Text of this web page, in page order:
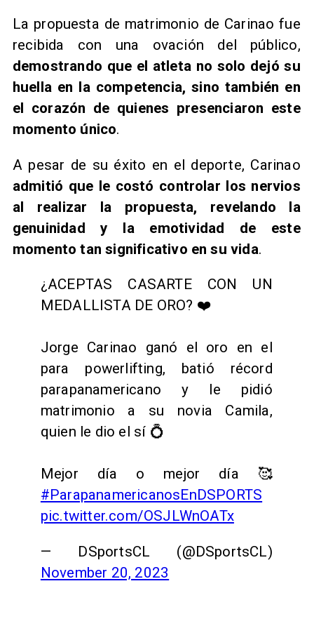
La propuesta de matrimonio de Carinao fue
recibida con una ovación del público,
demostrando que el atleta no solo dejó su
huella en la competencia, sino también en
el corazón de quienes presenciaron este
momento único.
A pesar de su éxito en el deporte, Carinao
admitió que le costó controlar los nervios
al realizar la propuesta, revelando la
genuinidad y la emotividad de este
momento tan significativo en su vida.
¿ACEPTAS CASARTE CON UN
MEDALLISTA DE ORO? ❤️
Jorge Carinao ganó el oro en el
para powerlifting, batió récord
parapanamericano y le pidió
matrimonio a su novia Camila,
quien le dio el sí 💍
Mejor día o mejor día 🥰
#ParapanamericanosEnDSPORTS
pic.twitter.com/OSJLWnOATx
— DSportsCL (@DSportsCL)
November 20, 2023